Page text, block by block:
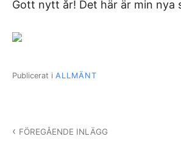
Gott nytt år! Det här är min nya
Publicerat i ALLMÄNT
FÖREGÅENDE INLÄGG